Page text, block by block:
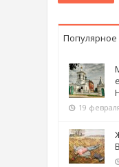
Популярное
19